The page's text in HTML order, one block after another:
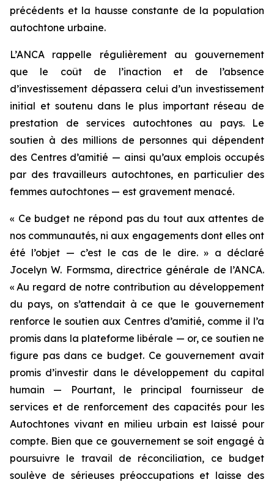
précédents et la hausse constante de la population
autochtone urbaine.
L’ANCA rappelle régulièrement au gouvernement
que le coût de l’inaction et de l’absence
d’investissement dépassera celui d’un investissement
initial et soutenu dans le plus important réseau de
prestation de services autochtones au pays. Le
soutien à des millions de personnes qui dépendent
des Centres d’amitié — ainsi qu’aux emplois occupés
par des travailleurs autochtones, en particulier des
femmes autochtones — est gravement menacé.
« Ce budget ne répond pas du tout aux attentes de
nos communautés, ni aux engagements dont elles ont
été l’objet — c’est le cas de le dire. » a déclaré
Jocelyn W. Formsma, directrice générale de l’ANCA.
« Au regard de notre contribution au développement
du pays, on s’attendait à ce que le gouvernement
renforce le soutien aux Centres d’amitié, comme il l’a
promis dans la plateforme libérale — or, ce soutien ne
figure pas dans ce budget. Ce gouvernement avait
promis d’investir dans le développement du capital
humain — Pourtant, le principal fournisseur de
services et de renforcement des capacités pour les
Autochtones vivant en milieu urbain est laissé pour
compte. Bien que ce gouvernement se soit engagé à
poursuivre le travail de réconciliation, ce budget
soulève de sérieuses préoccupations et laisse des